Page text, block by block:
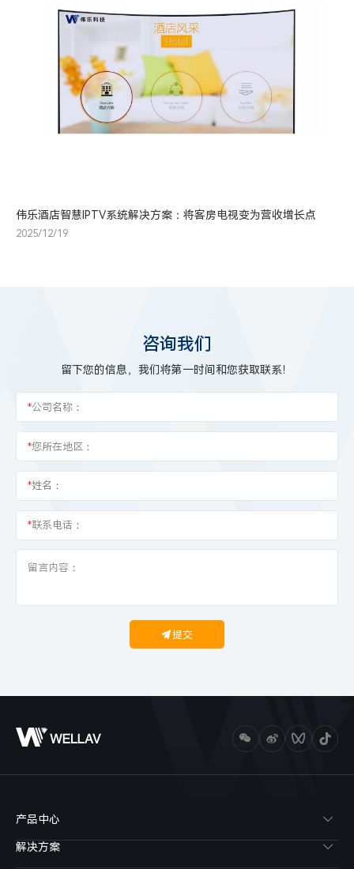
伟乐酒店智慧IPTV系统解决方案：将客房电视变为营收增长点
2025/12/19
咨询我们
留下您的信息，我们将第一时间和您获取联系！
*公司名称：
*您所在地区：
*姓名：
*联系电话：
提交
产品中心
解决方案